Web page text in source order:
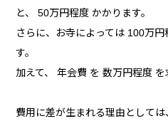
と、 50万円程度 かかります。
さらに、お寺によっては 100万
す。
加えて、 年会費 を 数万円程度 を
費用に差が生まれる理由として